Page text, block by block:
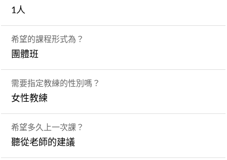
1人
希望的課程形式為？
團體班
需要指定教練的性別嗎？
女性教練
希望多久上一次課？
聽從老師的建議